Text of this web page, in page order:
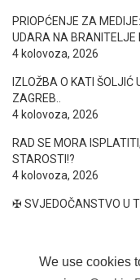
We use cookies
PRIOPĆENJE ZA
UDARA NA BRANITELJE
4 kolovoza, 2026
IZLOŽBA O KATI ŠOLJIĆ
ZAGREB..
4 kolovoza, 2026
RAD SE MORA
STAROSTI!?
4 kolovoza, 2026
✠ SVJEDOČANSTVO U